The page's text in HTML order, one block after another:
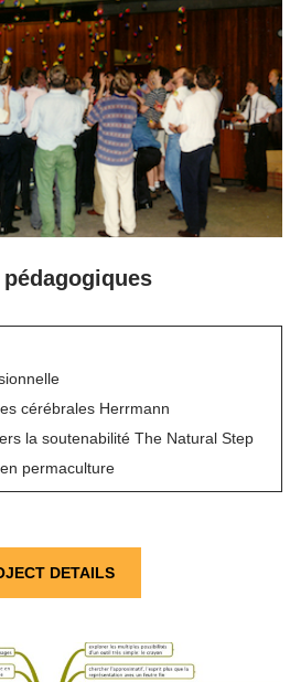
cérébrales Herrmann
la soutenabilité The Natural Step
permaculture
DETAILS